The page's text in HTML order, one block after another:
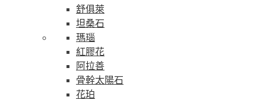
舒俱萊
坦桑石
瑪瑙
紅膠花
阿拉善
骨幹太陽石
花珀